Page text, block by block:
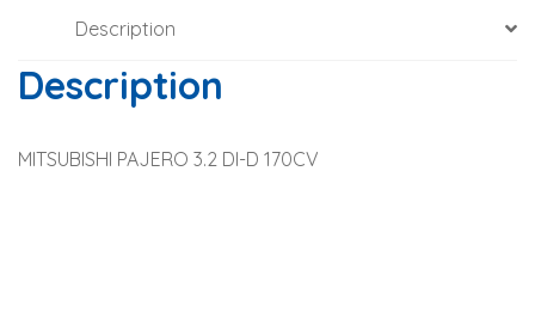
Description
Description
MITSUBISHI PAJERO 3.2 DI-D 170CV